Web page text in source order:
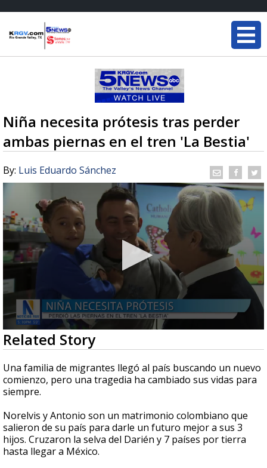
Niña necesita prótesis tras perder
ambas piernas en el tren 'La Bestia'
By: Luis Eduardo Sánchez
0
seconds
of
2
minutes,
13
seconds
Related Story
Una familia de migrantes llegó al país buscando un nuevo
comienzo, pero una tragedia ha cambiado sus vidas para
siempre.
Norelvis y Antonio son un matrimonio colombiano que
salieron de su país para darle un futuro mejor a sus 3
hijos. Cruzaron la selva del Darién y 7 países por tierra
hasta llegar a México.